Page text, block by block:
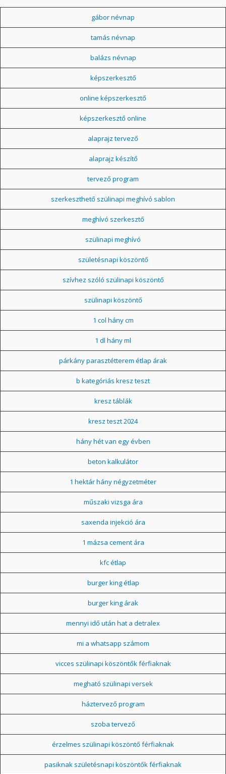
gábor névnap
tamás névnap
balázs névnap
képszerkesztő
online képszerkesztő
képszerkesztő online
alaprajz tervező
alaprajz készítő
tervező program
szerkeszthető szülinapi meghívó sablon
meghívó szerkesztő
szülinapi meghívó
születésnapi köszöntő
szívhez szóló szülinapi köszöntő
szülinapi köszöntő
1 col hány cm
1 dl hány ml
párkány parasztétterem étlap árak
b kategóriás kresz teszt
kresz táblák
kresz teszt 2024
hány hét van egy évben
beton kalkulátor
1 hektár hány négyzetméter
műszaki vizsga ára
saxenda injekció ára
1 mázsa cement ára
kfc étlap
burger king étlap
burger king árak
mennyi idő után hat a detralex
mi a whatsapp számom
vicces szülinapi köszöntők férfiaknak
megható szülinapi versek
háztervező program
szoba tervező
érzelmes szülinapi köszöntő férfiaknak
pasiknak születésnapi köszöntők férfiaknak